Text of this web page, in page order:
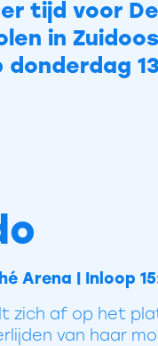
tijd voor
in
Arena | Inloop
zich af op het
van haar